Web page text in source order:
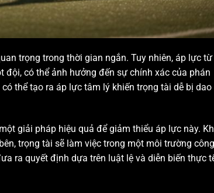
trọng trong thời gian ngắn. Tuy nhiên, áp lực từ
có thể ảnh hưởng đến sự chính xác của phán
thể tạo ra áp lực tâm lý khiến trọng tài dễ bị dao
giải pháp hiệu quả để giảm thiểu áp lực này.
trọng tài sẽ làm việc trong một môi trường công
ra quyết định dựa trên luật lệ và diễn biến thực